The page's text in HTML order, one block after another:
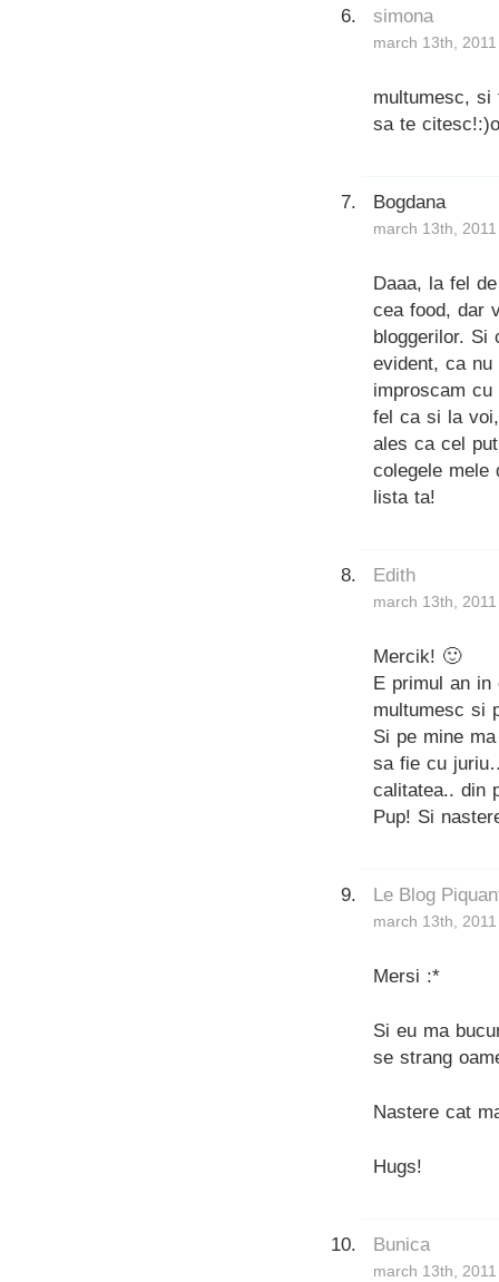
simona
march 13th,
multumesc,
sa te
Bogdana
march 13th,
Daaa, la fel
cea food, dar
bloggerilor. Si
evident, ca
improscam
fel ca si la
ales ca cel
colegele mele
lista ta!
Edith
march 13th,
Mercik! 🙂
E primul an in
multumesc si
Si pe mine
sa fie cu
calitatea.. din
Pup! Si
Le Blog
march 13th,
Mersi :*
Si eu ma
se strang
Nastere cat
Hugs!
Bunica
march 13th,